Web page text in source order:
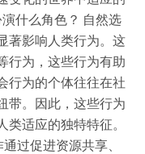
什么角色？ 自然选
著影响人类行为。这
行为，这些行为有助
行为的个体往往在社
带。因此，这些行为
适应的独特特征。
过促进资源共享、